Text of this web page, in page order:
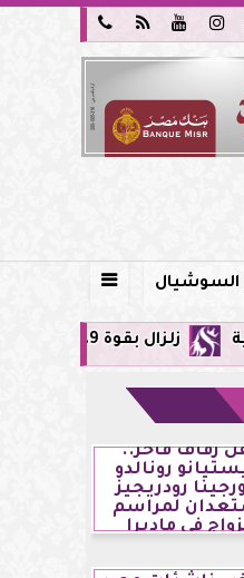




السوشيال 
المتوسط
زفاف فاخر..
رونالدو
رودريجيز
لمراسم
في ماديرا